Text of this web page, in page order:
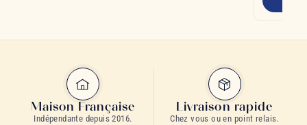
Maison Française
Indépendante depuis 2016.
Livraison rapide
Chez vous ou en point relais.